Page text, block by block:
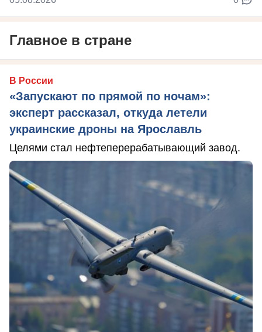
Главное в стране
В России
«Запускают по прямой по ночам»:
эксперт рассказал, откуда летели
украинские дроны на Ярославль
Целями стал нефтеперерабатывающий завод.